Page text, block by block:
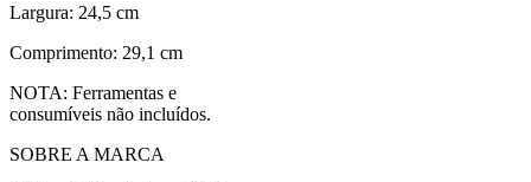
Largura: 24,5 cm
Comprimento: 29,1 cm
NOTA: Ferramentas e
consumíveis não incluídos.
SOBRE A MARCA